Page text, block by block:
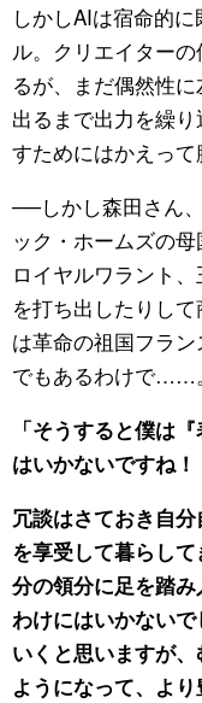
しかしAIは宿命的
ル。クリエイター
るが、まだ偶然性
出るまで出力を繰
すためにはかえって
──しかし森田さん
ック・ホームズの
ロイヤルワラント
を打ち出したりし
は革命の祖国フラ
でもあるわけで……。
「そうすると僕は
はいかないですね！
冗談はさておき自
を享受して暮らし
分の領分に足を踏
わけにはいかない
いくと思いますが
ようになって、よ